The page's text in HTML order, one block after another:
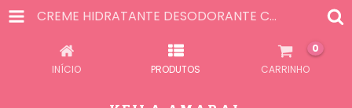
CREME HIDRATANTE DESODORANTE CORPORAL INSTANCE MORANGO IRRESISTÍVEL 400ML
INÍCIO PRODUTOS CARRINHO
0